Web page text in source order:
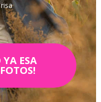
YA ESA